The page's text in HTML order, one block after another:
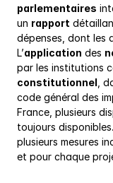
parlementaires
un rapport
dépenses, dont les
L’application des
par les institutions
constitutionnel ,
code général des
France, plusieurs
toujours
plusieurs mesures
et pour chaque